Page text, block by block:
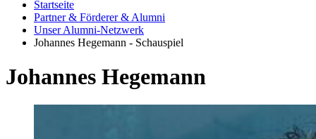
Startseite
Partner & Förderer & Alumni
Unser Alumni-Netzwerk
Johannes Hegemann - Schauspiel
Johannes Hegemann